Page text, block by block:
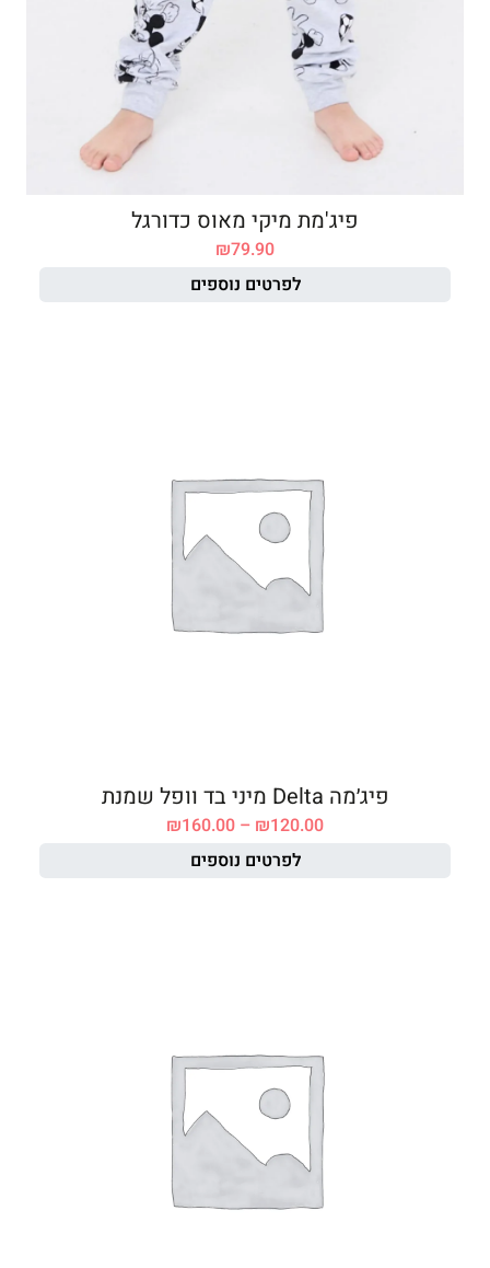
פיג'מת מיקי מאוס כדורגל
₪79.90
לפרטים נוספים
פיג׳מה Delta מיני בד וופל שמנת
₪120.00
–
₪160.00
לפרטים נוספים